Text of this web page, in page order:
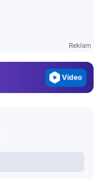
Reklam
Video